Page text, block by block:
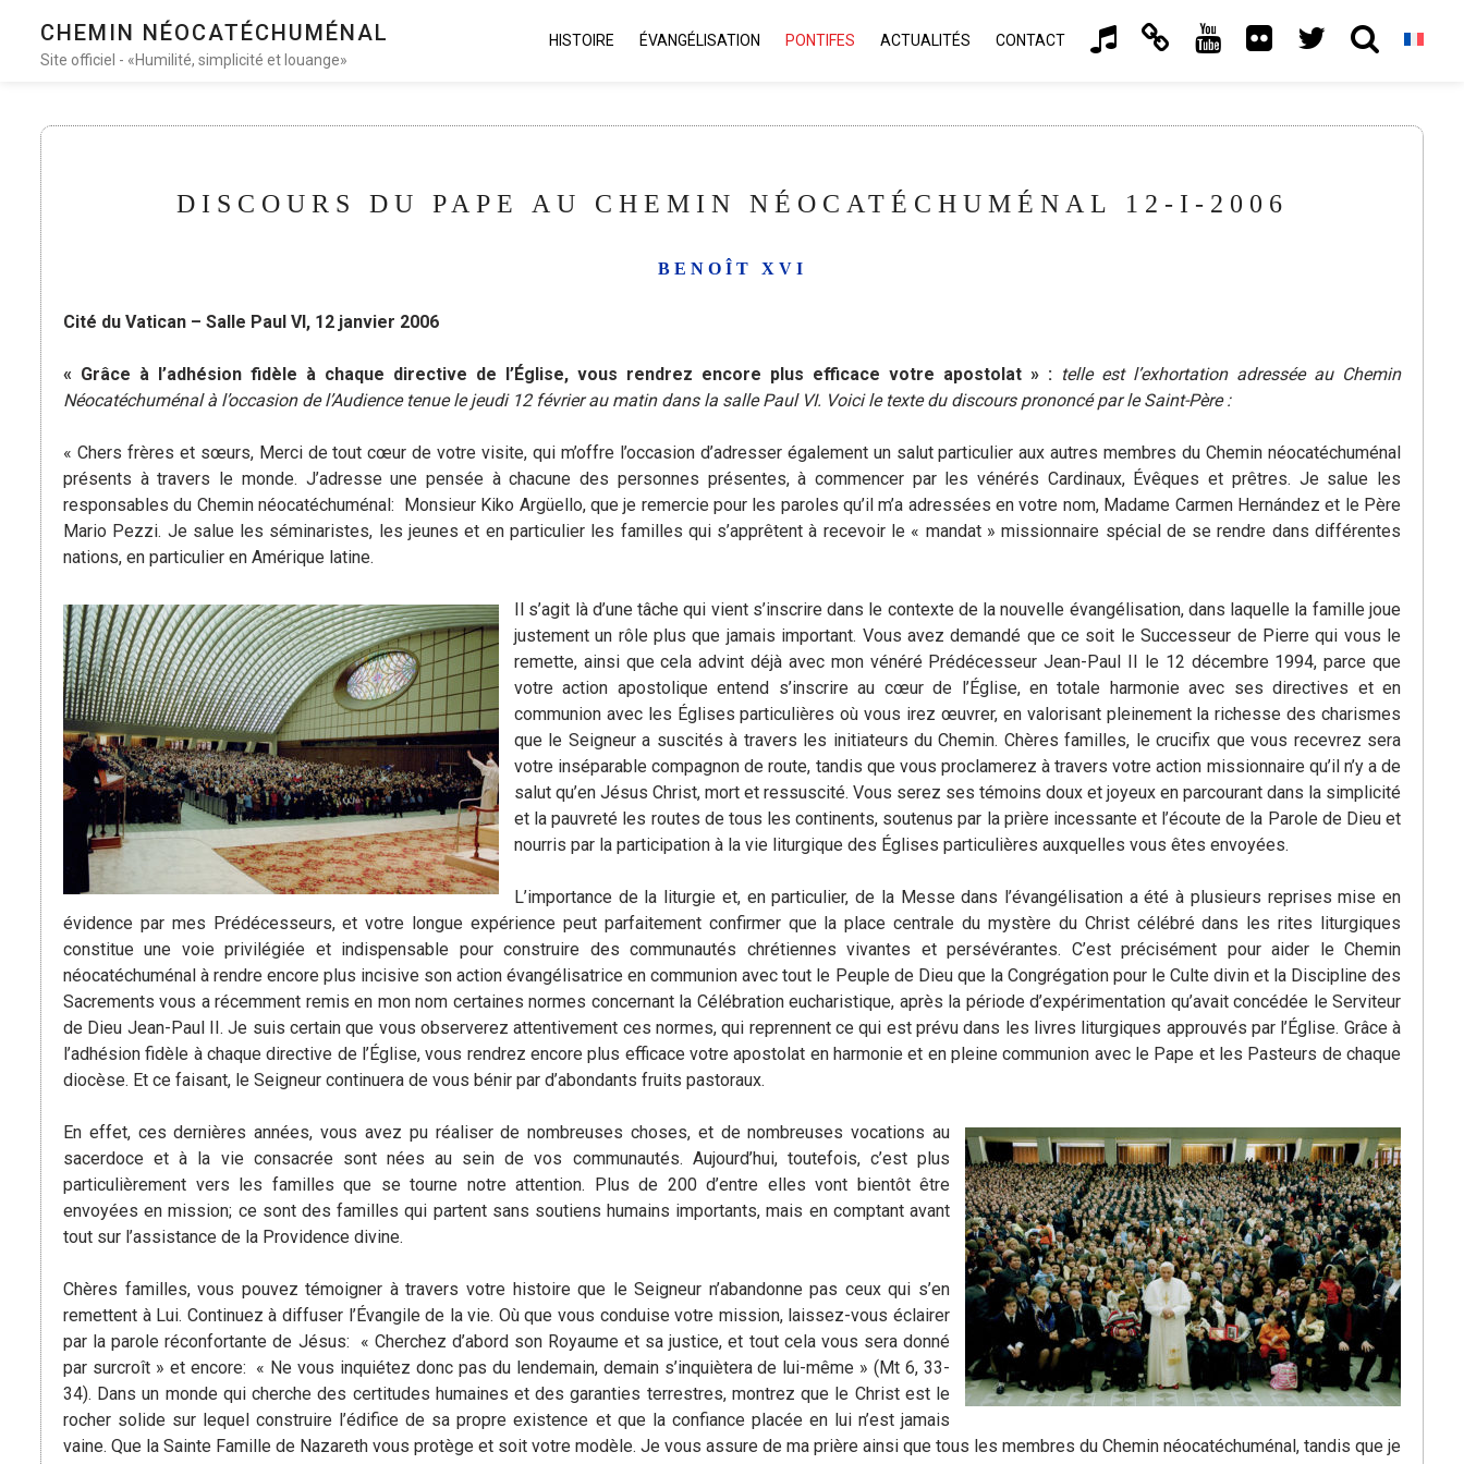
CHEMIN NÉOCATÉCHUMÉNAL
Site officiel - «Humilité, simplicité et louange»
HISTOIRE ÉVANGÉLISATION PONTIFES ACTUALITÉS CONTACT
DISCOURS DU PAPE AU CHEMIN NÉOCATÉCHUMÉNAL 12-I-2006
BENOÎT XVI
Cité du Vatican – Salle Paul VI, 12 janvier 2006
« Grâce à l’adhésion fidèle à chaque directive de l’Église, vous rendrez encore plus efficace votre apostolat » : telle est l’exhortation adressée au Chemin
Néocatéchuménal à l’occasion de l’Audience tenue le jeudi 12 février au matin dans la salle Paul VI. Voici le texte du discours prononcé par le Saint-Père :
« Chers frères et sœurs, Merci de tout cœur de votre visite, qui m’offre l’occasion d’adresser également un salut particulier aux autres membres du Chemin néocatéchuménal
présents à travers le monde. J’adresse une pensée à chacune des personnes présentes, à commencer par les vénérés Cardinaux, Évêques et prêtres. Je salue les
responsables du Chemin néocatéchuménal: Monsieur Kiko Argüello, que je remercie pour les paroles qu’il m’a adressées en votre nom, Madame Carmen Hernández et le Père
Mario Pezzi. Je salue les séminaristes, les jeunes et en particulier les familles qui s’apprêtent à recevoir le « mandat » missionnaire spécial de se rendre dans différentes
nations, en particulier en Amérique latine.
Il s’agit là d’une tâche qui vient s’inscrire dans le contexte de la nouvelle évangélisation, dans laquelle la famille joue
justement un rôle plus que jamais important. Vous avez demandé que ce soit le Successeur de Pierre qui vous le
remette, ainsi que cela advint déjà avec mon vénéré Prédécesseur Jean-Paul II le 12 décembre 1994, parce que
votre action apostolique entend s’inscrire au cœur de l’Église, en totale harmonie avec ses directives et en
communion avec les Églises particulières où vous irez œuvrer, en valorisant pleinement la richesse des charismes
que le Seigneur a suscités à travers les initiateurs du Chemin. Chères familles, le crucifix que vous recevrez sera
votre inséparable compagnon de route, tandis que vous proclamerez à travers votre action missionnaire qu’il n’y a de
salut qu’en Jésus Christ, mort et ressuscité. Vous serez ses témoins doux et joyeux en parcourant dans la simplicité
et la pauvreté les routes de tous les continents, soutenus par la prière incessante et l’écoute de la Parole de Dieu et
nourris par la participation à la vie liturgique des Églises particulières auxquelles vous êtes envoyées.
L’importance de la liturgie et, en particulier, de la Messe dans l’évangélisation a été à plusieurs reprises mise en
évidence par mes Prédécesseurs, et votre longue expérience peut parfaitement confirmer que la place centrale du mystère du Christ célébré dans les rites liturgiques
constitue une voie privilégiée et indispensable pour construire des communautés chrétiennes vivantes et persévérantes. C’est précisément pour aider le Chemin
néocatéchuménal à rendre encore plus incisive son action évangélisatrice en communion avec tout le Peuple de Dieu que la Congrégation pour le Culte divin et la Discipline des
Sacrements vous a récemment remis en mon nom certaines normes concernant la Célébration eucharistique, après la période d’expérimentation qu’avait concédée le Serviteur
de Dieu Jean-Paul II. Je suis certain que vous observerez attentivement ces normes, qui reprennent ce qui est prévu dans les livres liturgiques approuvés par l’Église. Grâce à
l’adhésion fidèle à chaque directive de l’Église, vous rendrez encore plus efficace votre apostolat en harmonie et en pleine communion avec le Pape et les Pasteurs de chaque
diocèse. Et ce faisant, le Seigneur continuera de vous bénir par d’abondants fruits pastoraux.
En effet, ces dernières années, vous avez pu réaliser de nombreuses choses, et de nombreuses vocations au
sacerdoce et à la vie consacrée sont nées au sein de vos communautés. Aujourd’hui, toutefois, c’est plus
particulièrement vers les familles que se tourne notre attention. Plus de 200 d’entre elles vont bientôt être
envoyées en mission; ce sont des familles qui partent sans soutiens humains importants, mais en comptant avant
tout sur l’assistance de la Providence divine.
Chères familles, vous pouvez témoigner à travers votre histoire que le Seigneur n’abandonne pas ceux qui s’en
remettent à Lui. Continuez à diffuser l’Évangile de la vie. Où que vous conduise votre mission, laissez-vous éclairer
par la parole réconfortante de Jésus: « Cherchez d’abord son Royaume et sa justice, et tout cela vous sera donné
par surcroît » et encore: « Ne vous inquiétez donc pas du lendemain, demain s’inquiètera de lui-même » (Mt 6, 33-
34). Dans un monde qui cherche des certitudes humaines et des garanties terrestres, montrez que le Christ est le
rocher solide sur lequel construire l’édifice de sa propre existence et que la confiance placée en lui n’est jamais
vaine. Que la Sainte Famille de Nazareth vous protège et soit votre modèle. Je vous assure de ma prière ainsi que tous les membres du Chemin néocatéchuménal, tandis que je